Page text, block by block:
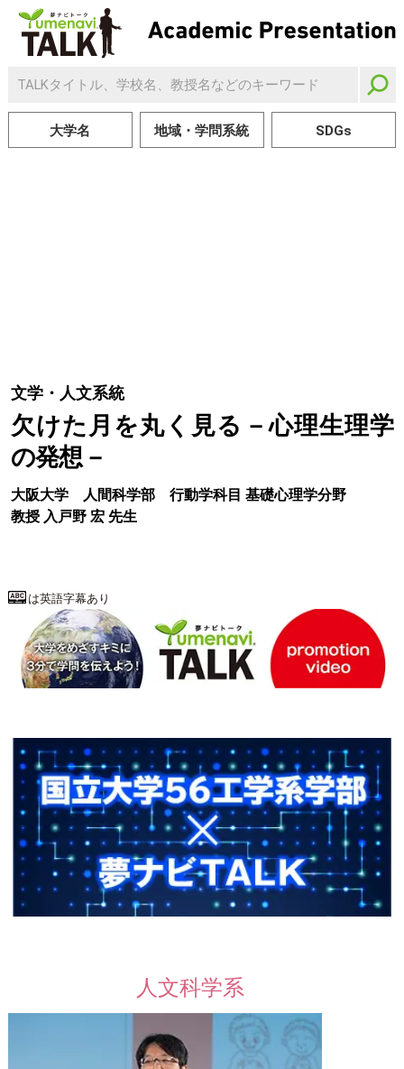
大学名 地域・学問系統 SDGs
文学・人文系統
欠けた月を丸く見る－心理生理学
の発想－
大阪大学 人間科学部
行動学科目 基礎心理学分野
教授 入戸野 宏 先生
は英語字幕あり
人文科学系